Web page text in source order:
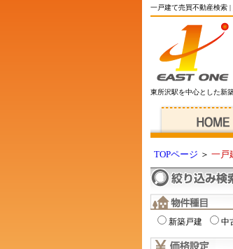
一戸建て売買不動産検索
東所沢駅を中心とした新
TOPページ ＞ 一戸
新築戸建 中